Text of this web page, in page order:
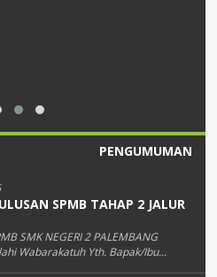
PENGUMUMAN
SPMB TAHAP 2 JALUR
SMK NEGERI 2 PALEMBANG
Wabarakatuh Yth. Bapak/Ibu...